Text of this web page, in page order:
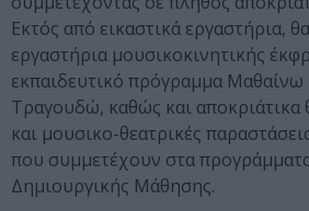
Εκτός από εικαστικά εργαστήρια,
εργαστήρια μουσικοκινητικής
εκπαιδευτικό πρόγραμμα Μαθαίνω
Τραγουδώ, καθώς και αποκριάτικα
και μουσικο-θεατρικές
που συμμετέχουν στα
Δημιουργικής Μάθησης.